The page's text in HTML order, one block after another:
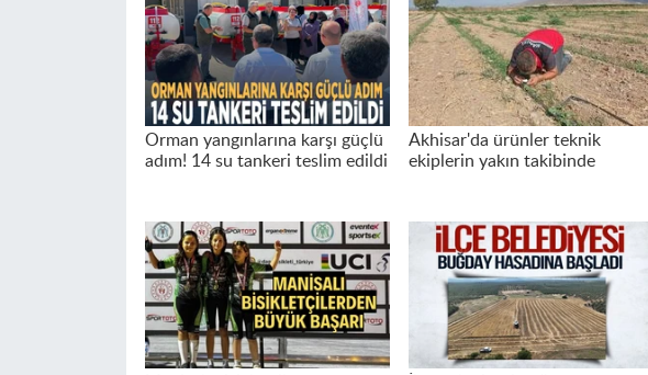
Orman yangınlarına karşı güçlü
adım! 14 su tankeri teslim edildi
Akhisar'da ürünler teknik
ekiplerin yakın takibinde